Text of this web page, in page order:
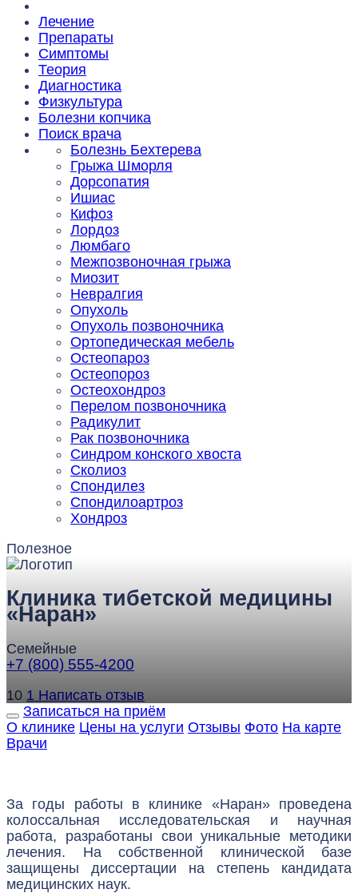
Лечение
Препараты
Симптомы
Теория
Диагностика
Физкультура
Болезни копчика
Поиск врача
Болезнь Бехтерева
Грыжа Шморля
Дорсопатия
Ишиас
Кифоз
Лордоз
Люмбаго
Межпозвоночная грыжа
Миозит
Невралгия
Опухоль
Опухоль позвоночника
Ортопедическая мебель
Остеопароз
Остеопороз
Остеохондроз
Перелом позвоночника
Радикулит
Рак позвоночника
Синдром конского хвоста
Сколиоз
Спондилез
Спондилоартроз
Хондроз
Полезное
Клиника тибетской медицины
«Наран»
Семейные
+7 (800) 555-4200
10 1 Написать отзыв
Записаться на приём
О клинике Цены на услуги Отзывы Фото На карте
Врачи
За годы работы в клинике «Наран» проведена
колоссальная исследовательская и научная
работа, разработаны свои уникальные методики
лечения. На собственной клинической базе
защищены диссертации на степень кандидата
медицинских наук.